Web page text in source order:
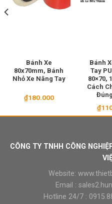
Bánh Xe
80x70mm, Bánh
Nhỏ Xe Nâng Tay
₫180.000
Bánh
Tay
80×70,
Cách
₫
CÔNG TY TNHH CÔNG
Website:
Email :
Hotline 24/7 :